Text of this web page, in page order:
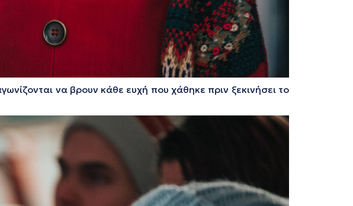
να βρουν κάθε ευχή που χάθηκε πριν ξεκινήσει το